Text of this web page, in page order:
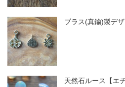
ブラス(真鍮)製デ
天然石ルース【エ